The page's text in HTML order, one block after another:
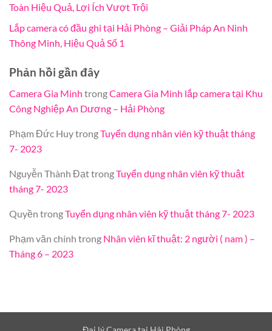
Toàn Hiệu Quả, Lợi Ích Vượt Trội
Lắp camera có đầu ghi tại Hải Phòng – Giải Pháp An Ninh
Thông Minh, Hiệu Quả Số 1
Phản hồi gần đây
Camera Gia Minh trongCamera Gia Minh lắp camera tại Khu
Công Nghiệp An Dương – Hải Phòng
Phạm Đức HuytrongTuyển dụng nhân viên kỹ thuật tháng
7- 2023
Nguyễn Thành ĐạttrongTuyển dụng nhân viên kỹ thuật
tháng 7- 2023
Quyền trongTuyển dụng nhân viên kỹ thuật tháng 7- 2023
Phạm văn chính trong Nhân viên kĩ thuật: 2 người ( nam ) –
Tháng 6 – 2023